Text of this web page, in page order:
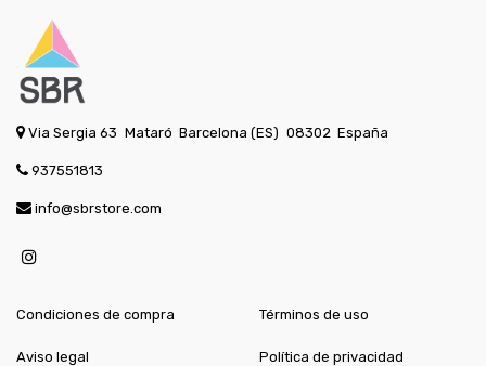
Via Sergia 63 Mataró Barcelona (ES) 08302 España
937551813
info@sbrstore.com
Condiciones de compra
Aviso legal
Términos de uso
Política de privacidad